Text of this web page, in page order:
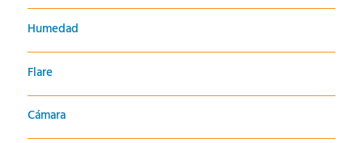
Humedad
Flare
Cámara